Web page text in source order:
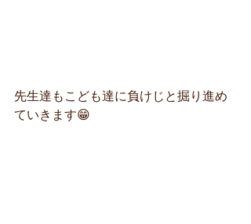
先生達もこども達に負けじと掘り進め
ていきます😁